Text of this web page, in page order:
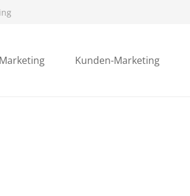
Kunden-Marketing